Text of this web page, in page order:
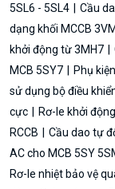
5SL6 - 5SL4
Cầu
dạng khối MCCB 3VM
khởi động từ 3MH7
MCB 5SY7
Phụ
sử dụng bộ điều
cực
Rơ-le khởi
RCCB
Cầu dao tự
AC cho MCB 5SY
Rơ-le nhiệt bảo vệ